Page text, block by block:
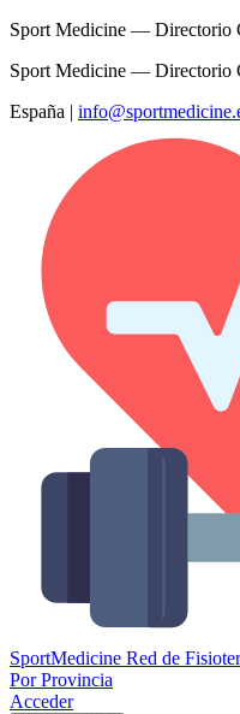
Sport Medicine — Directorio
Sport Medicine — Directorio
España |
SportMedicine Red de
Por Provincia
Acceder